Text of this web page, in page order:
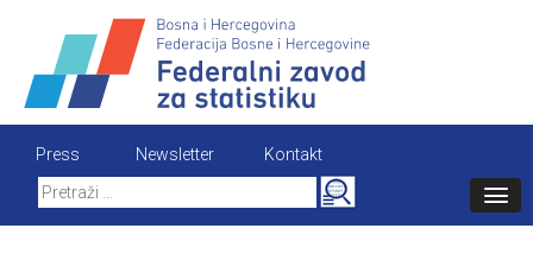
content
Press Newsletter
Kontakt
Search
for: